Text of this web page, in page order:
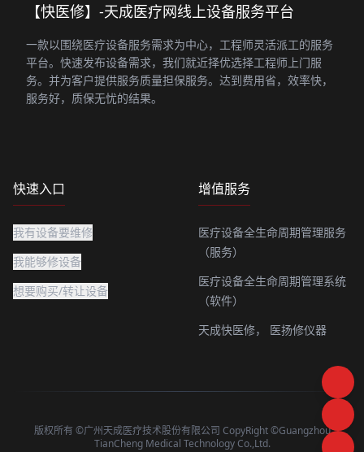
【快医修】-天成医疗网线上设备服务平台
一款以围绕医疗设备服务需求为中心，工程师灵活派工的服务
平台。快速发布设备需求，我们就近择优选择工程师上门服
务。并为客户提供服务质量担保服务。达到费用省，效率快，
服务好，质保无忧的结果。
快速入口
我有设备要维修
我能够修设备
想要购买/转让设备
增值服务
医疗设备全生命周期管理服务
（服务）
医疗设备全生命周期管理系统
（软件）
天成快医修，
医扬修仪器
版权所有 ©广州天成医疗技术股份有限公司 CopyRight ©Guangzhou
TianCheng Medical Technology Co.,Ltd.